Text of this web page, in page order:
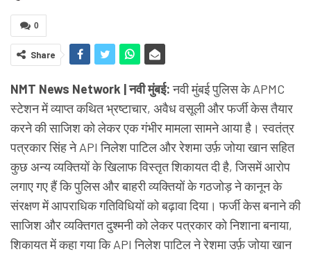
0
Share
NMT News Network | नवी मुंबई:नवी मुंबई पुलिस के APMC
स्टेशन में व्याप्त कथित भ्रष्टाचार, अवैध वसूली और फर्जी केस तैयार
करने की साजिश को लेकर एक गंभीर मामला सामने आया है। स्वतंत्र
पत्रकार सिंह ने API निलेश पाटिल और रेशमा उर्फ़ जोया खान सहित
कुछ अन्य व्यक्तियों के खिलाफ विस्तृत शिकायत दी है, जिसमें आरोप
लगाए गए हैं कि पुलिस और बाहरी व्यक्तियों के गठजोड़ ने कानून के
संरक्षण में आपराधिक गतिविधियों को बढ़ावा दिया। फर्जी केस बनाने की
साजिश और व्यक्तिगत दुश्मनी को लेकर पत्रकार को निशाना बनाया,
शिकायत में कहा गया कि API निलेश पाटिल ने रेशमा उर्फ़ जोया खान